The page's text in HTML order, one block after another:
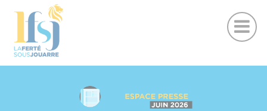
( EN CE MOMENT )
Publications
Suivez-nous sur Facebook
Suivez-nous sur Instagram
Suivez-nous sur Youtube
Suivez-nous sur Linkedin
Panneau de gestion des cookies